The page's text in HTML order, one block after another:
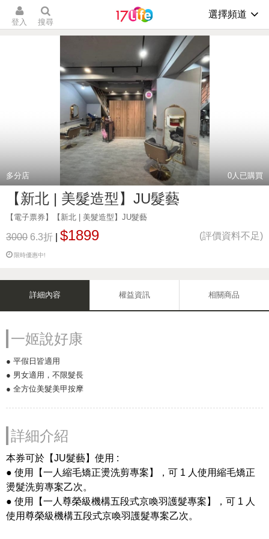
登入 搜尋
選擇頻道
多分店 0人已購買
【新北 | 美髮造型】JU髮藝
【電子票券】【新北 | 美髮造型】JU髮藝
3000 6.3折 $1899 (評價資料不足)
限時優惠中!
詳細內容 權益資訊 相關商品
一姬說好康
● 平假日皆適用
● 男女適用，不限髮長
● 全方位美髮美甲按摩
詳細介紹
本券可於【JU髮藝】使用 :
● 使用【一人縮毛矯正燙洗剪專案】，可 1 人使用縮毛矯正
燙髮洗剪專案乙次。
● 使用【一人尊榮級機構五段式京喚羽護髮專案】，可 1 人
使用尊榮級機構五段式京喚羽護髮專案乙次。